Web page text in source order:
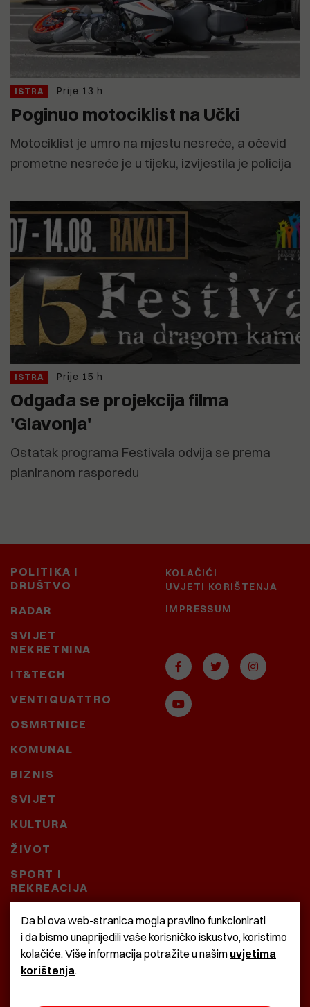
ISTRA Prije 13 h
Poginuo motociklist na Učki
Motociklist je umro na mjestu nesreće, a očevid
prometne nesreće je u tijeku, izvijestila je policija
ISTRA Prije 15 h
Odgađa se projekcija filma
'Glavonja'
Ostatak programa Festivala odvija se prema
planiranom rasporedu
POLITIKA I
DRUŠTVO
RADAR
SVIJET
NEKRETNINA
IT&TECH
VENTIQUATTRO
OSMRTNICE
KOMUNAL
BIZNIS
SVIJET
KULTURA
ŽIVOT
SPORT I
REKREACIJA
CRNA KRONIKA
BAŠTARDINI I PRAVI
KRASNA ZEMLJA
KOLAČIĆI
UVJETI KORIŠTENJA
IMPRESSUM
Da bi ova web-stranica mogla pravilno funkcionirati
i da bismo unaprijedili vaše korisničko iskustvo, koristimo
kolačiće. Više informacija potražite u našim uvjetima
korištenja.